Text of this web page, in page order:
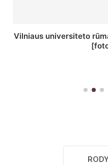
St. Batoro